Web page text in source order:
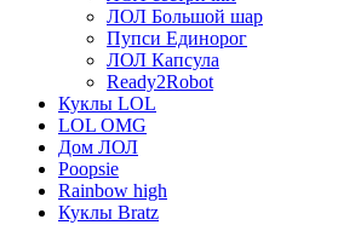
ЛОЛ Большой шар
Пупси Единорог
ЛОЛ Капсула
Ready2Robot
Куклы LOL
LOL OMG
Дом ЛОЛ
Poopsie
Rainbow high
Куклы Bratz